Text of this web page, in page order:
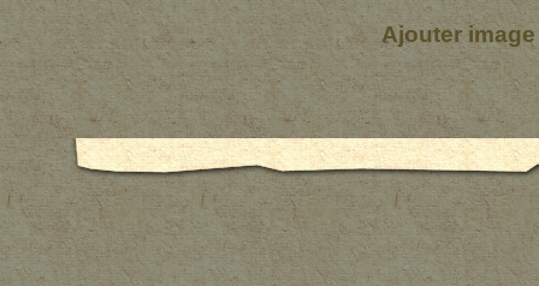
Ajouter image